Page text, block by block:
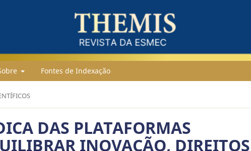
Fontes de Indexação
DAS PLATAFORMAS
INOVAÇÃO, DIREITOS